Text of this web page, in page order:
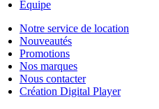
Equipe
Notre service de location
Nouveautés
Promotions
Nos marques
Nous contacter
Création Digital Player